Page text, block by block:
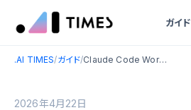
ガイド
.AI TIMES/ガイド/ Claude Code Workspaces完全ガイド【2026年最新】：APIキー管理・チームアクセス制御・Admin API操作まで徹底解説
2026年4月22日